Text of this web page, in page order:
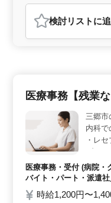
おすすめポイント
＜週5日勤務可能な
や週5日勤務可能な方
場環境でスキルを活
ス＞ 介護業務だけで
成、家族との相談な
す。週休2日制や有給
切にしています。
円〜400万円や時給
です。さらに実費支給
り安心して長く働け
ける職場でご経験を活
せんか。
検討リスト に
医療事務【残業な
三郷市
内科
・レ
週休2
医療秘
医療事務・受付 (病院・
バイト・パート・派遣社
時給1,200円〜